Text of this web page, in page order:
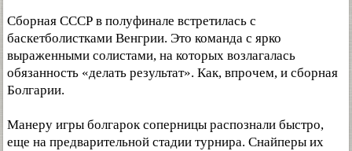
Сборная СССР в полуфинале встретилась с
баскетболистками Венгрии. Это команда с ярко
выраженными солистами, на которых возлагалась
обязанность «делать результат». Как, впрочем, и сборная
Болгарии.
Манеру игры болгарок соперницы распознали быстро,
еще на предварительной стадии турнира. Снайперы их